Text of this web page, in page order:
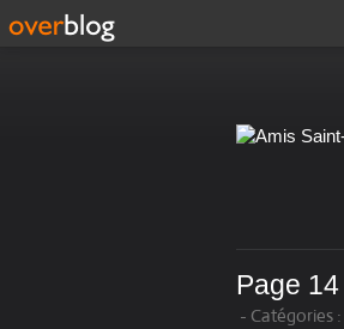
Page 14
- Catégories :